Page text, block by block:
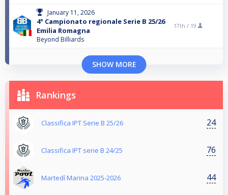
January 11, 2026
4° Campionato regionale Serie B 25/26
Emilia Romagna
Beyond Billiards
17th / 19
SHOW MORE
Rankings
Classifica IPT Serie B 25/26 24
Classifica IPT serie B 24/25 76
Martedí Marina 2025-2026 44